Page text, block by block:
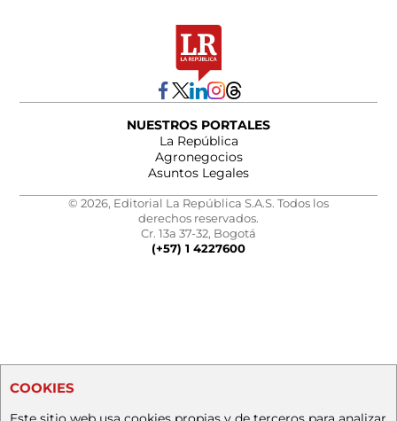
NUESTROS PORTALES
La República
Agronegocios
Asuntos Legales
© 2026, Editorial La República S.A.S. Todos los
derechos reservados.
Cr. 13a 37-32, Bogotá
(+57) 1 4227600
COOKIES